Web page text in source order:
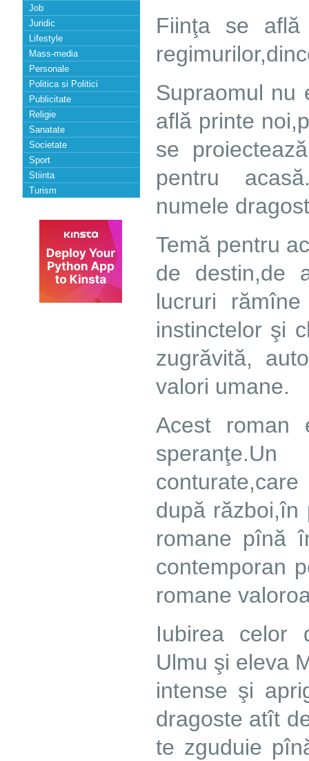
Job
Juridic
Lifestyle
Mass-media
Personale
Politica si Politici
Publicitate
Religie
Sanatate
Societate
Sport
Stiinta
Turism
Fiinţa se află
Supraomul nu
află printe
se
pentru
numele
Temă pentru
de destin,de
lucruri
instinctelor şi
zugrăvită,
valori umane.
Acest roman
după război,în
romane pînă
contemporan
romane
Iubirea celor
Ulmu şi eleva
intense şi
dragoste atît
te zguduie